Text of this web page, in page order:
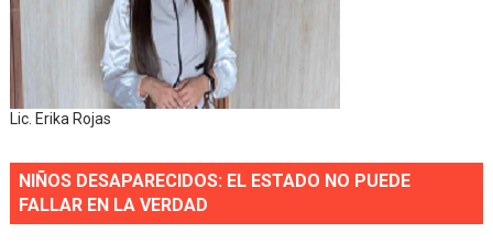
Lic. Erika Rojas
NIÑOS DESAPARECIDOS: EL ESTADO NO PUEDE
FALLAR EN LA VERDAD